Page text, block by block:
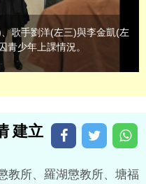
歌手劉洋(左三)與李金凱(左
青少年上課情況。
建立
教所、羅湖懲教所、塘福